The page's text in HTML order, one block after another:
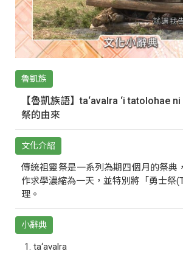
魯凱族
【魯凱族語】ta‘avalra ‘i tatolohae
祭的由來
文化介紹
傳統祖靈祭是一系列為期四個月的祭典
作求學濃縮為一天，並特別將「勇士祭
理。
小辭典
ta‘avalra